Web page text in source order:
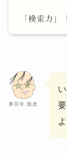
豚宮寺 陰虎